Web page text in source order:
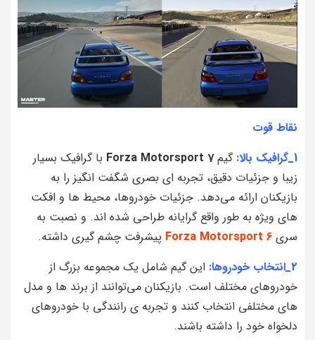
نقاط قوت
1_گرافیک بالا:
گیمForza Motorsport 7 با گرافیک بسیار
زیبا و جزئیات دقیق، تجربه‌ ای بصری شگفت‌ انگیز را به
بازیکنان ارائه می‌دهد. جزئیات خودروها، محیط‌ ها و افکت‌
های ویژه به طور واقع‌ گرایانه طراحی شده‌ اند. و نصبت به
سری Forza Motorsport 6 پیشرفت چشم گیری داشته.
2_انتخاب خودروها:
این گیم شامل یک مجموعه بزرگ از
خودروهای مختلف است. بازیکنان می‌توانند از برند ها و مدل‌
های مختلفی انتخاب کنند و تجربه‌ ی رانندگی با خودروهای
دلخواه خود را داشته باشند.